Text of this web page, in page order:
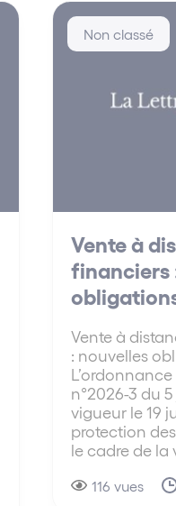
Non classé
Vente à
financiers
Vente à
: nouvelles
n°2026-3 du
vigueur le 19
protection
le cadre de la
116 vues